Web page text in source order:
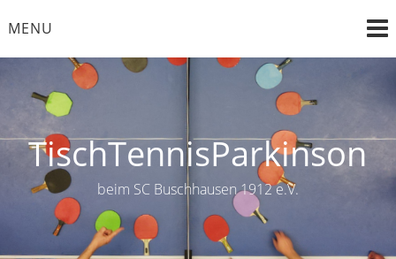
toMENU
TischTennisParkinson
beim SC Buschhausen 1912 e.V.